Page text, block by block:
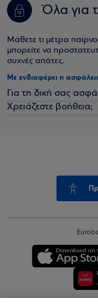
Όλα για
Μάθετε τι μέτρα
μπορείτε να
συχνές απάτες.
Με ενδιαφέρει η
Για τη δική σας
Χρειάζεστε βοήθεια;